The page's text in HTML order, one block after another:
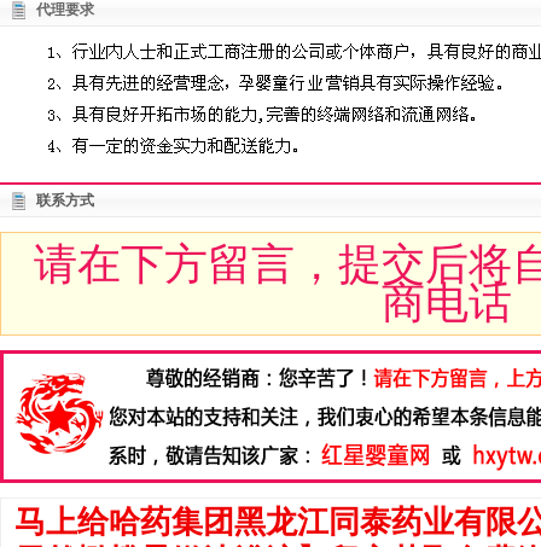
代理要求
联系方式
请在下方留言，提交后将
商电话
马上给哈药集团黑龙江同泰药业有限